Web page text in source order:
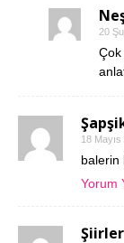
20
18
balerin
Yorum